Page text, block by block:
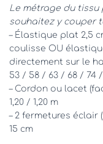
Le métrage du
souhaitez y couper
– Élastique plat 2,5
coulisse OU
directement sur le
53 / 58 / 63 / 68 / 74
– Cordon ou lacet
1,20 / 1,20 m
– 2 fermetures éclair
15 cm